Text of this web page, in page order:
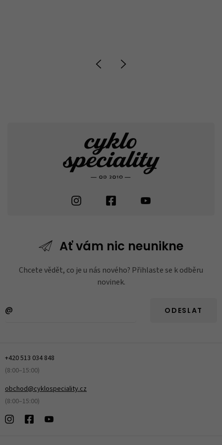
Ať vám nic neunikne
Chcete vědět, co je u nás nového? Přihlaste se k odběru
novinek.
ODESLAT
+420 513 034 848
(8:00–15:00)
obchod@cyklospeciality.cz
(8:00–15:00)